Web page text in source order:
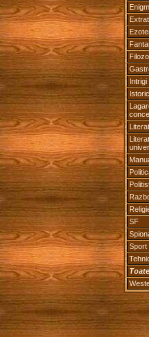
Intrigi
SF
Sport
Toate